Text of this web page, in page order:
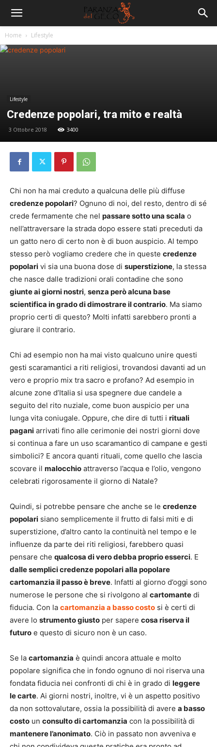
Home Lifestyle
Lifestyle
Credenze popolari, tra mito e realtà
3 Ottobre 2018 3400
Chi non ha mai creduto a qualcuna delle più diffuse
credenze popolari? Ognuno di noi, del resto, dentro di sé
crede fermamente che nel passare sotto una scala o
nell’attraversare la strada dopo essere stati preceduti da
un gatto nero di certo non è di buon auspicio. Al tempo
stesso però vogliamo credere che in queste credenze
popolari vi sia una buona dose di superstizione, la stessa
che nasce dalle tradizioni orali contadine che sono
giunte ai giorni nostri, senza però alcuna base
scientifica in grado di dimostrare il contrario. Ma siamo
proprio certi di questo? Molti infatti sarebbero pronti a
giurare il contrario.
Chi ad esempio non ha mai visto qualcuno unire questi
gesti scaramantici a riti religiosi, trovandosi davanti ad un
vero e proprio mix tra sacro e profano? Ad esempio in
alcune zone d’Italia si usa spegnere due candele a
seguito del rito nuziale, come buon auspicio per una
lunga vita coniugale. Oppure, che dire di tutti i rituali
pagani arrivati fino alle cerimonie dei nostri giorni dove
si continua a fare un uso scaramantico di campane e gesti
simbolici? E ancora quanti rituali, come quello che lascia
scovare il malocchio attraverso l’acqua e l’olio, vengono
celebrati rigorosamente il giorno di Natale?
Quindi, si potrebbe pensare che anche se le credenze
popolari siano semplicemente il frutto di falsi miti e di
superstizione, d’altro canto la continuità nel tempo e le
influenze da parte dei riti religiosi, farebbero quasi
pensare che qualcosa di vero debba proprio esserci. E
dalle semplici credenze popolari alla popolare
cartomanzia il passo è breve. Infatti al giorno d’oggi sono
numerose le persone che si rivolgono al cartomante di
fiducia. Con la cartomanzia a basso costo si è certi di
avere lo strumento giusto per sapere cosa riserva il
futuro e questo di sicuro non è un caso.
Se la cartomanzia è quindi ancora attuale e molto
popolare significa che in fondo ognuno di noi riserva una
fondata fiducia nei confronti di chi è in grado di leggere
le carte. Ai giorni nostri, inoltre, vi è un aspetto positivo
da non sottovalutare, ossia la possibilità di avere a basso
costo un consulto di cartomanzia con la possibilità di
mantenere l’anonimato. Ciò in passato non avveniva e